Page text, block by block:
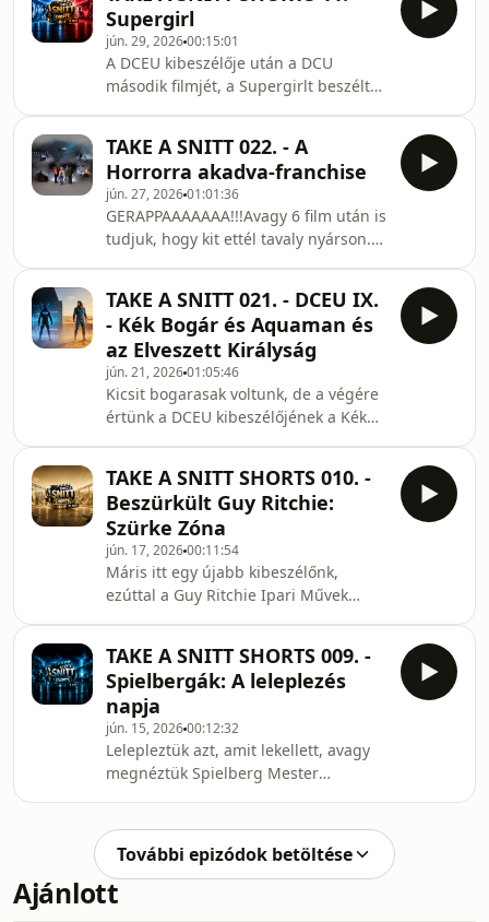
beszélgetésünket folytattuk, de
kijelenthető, hogy abszolút
megérte.Akik a szót ezúttal is fossák -
vagy ahogy Richmond Valentine
mondaná &quot;fosszák&quot;:
Oblath Ádám és Pavlics Tamás
Supergirl
jún. 29, 202600:15:01
A DCEU kibeszélője után a DCU
második filmjét, a Supergirlt beszéltük
egészen ezt vártuk, de semmiképp
sem egy rossz filmről beszélgettünk
és fényévekkel jobb, mint a 80-as
évekbeli katasztrófa.Akik a szót most
is fossák: Oblath Ádám és Pavlics
Tamás
TAKE A SNITT 022. - A
Horrorra akadva-franchise
jún. 27, 202601:01:36
GERAPPAAAAAAA!!!Avagy 6 film után is
tudjuk, hogy kit ettél tavaly nyárson.
kibeszéltük mind a 6 filmet
egyszerre... meg elszívtunk egy
spanglit is.Akik a szót fossák: Oblath
Ádám és Pavlics Tamás
TAKE A SNITT 021. - DCEU IX.
- Kék Bogár és Aquaman és
az Elveszett Királyság
jún. 21, 202601:05:46
Kicsit bogarasak voltunk, de a végére
értünk a DCEU kibeszélőjének a Kék
egyértelműen egy döglődő franchise
halálhörgései, de közel sem olyan
fájdalmasak, mint ahogy azt
elvárnánk.Akik a szót fossák: Oblath
Ádám és Pavlics Tamás
TAKE A SNITT SHORTS 010. -
Beszürkült Guy Ritchie:
Szürke Zóna
jún. 17, 202600:11:54
Máris itt egy újabb kibeszélőnk,
ezúttal a Guy Ritchie Ipari Művek
internetes beszélgetésben a
&quot;Henry Cavillt James
Bondnak!&quot; kampány. A Szürke
Zónát semmiképp sem Ritchie
legjobbjai között fogjuk
emlegetni.Akik a szót most is fossák:
Oblath Ádám és Pavlics Tamás
TAKE A SNITT SHORTS 009. -
Spielbergák: A leleplezés
napja
jún. 15, 202600:12:32
Lelepleztük azt, amit lekellett, avagy
megnéztük Spielberg Mester
Vagy nálunk?! Esetleg
Spielbergnél?!Az ufók, akik a szót
most is fossák: Oblath Ádám és
Pavlics Tamás
További epizódok betöltése
Ajánlott